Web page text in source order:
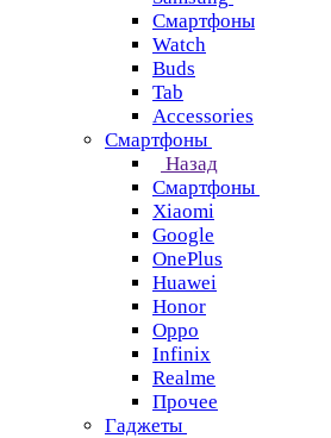
Смартфоны
Watch
Buds
Tab
Accessories
Смартфоны
Назад
Смартфоны
Xiaomi
Google
OnePlus
Huawei
Honor
Oppo
Infinix
Realme
Прочее
Гаджеты